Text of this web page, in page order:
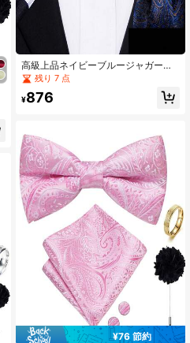
高級上品ネイビーブルージャガード
蝶ネクタイ ポケットチーフ カフスボ
タン ブートニエール 4点セット フォ
ーマルな機会、エレガント、誕生日
残り 7 点
¥876
¥76 節約